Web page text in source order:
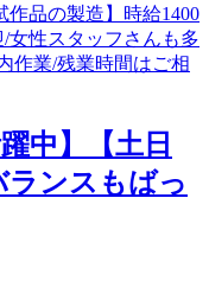
中】【土日
ンスもばっ